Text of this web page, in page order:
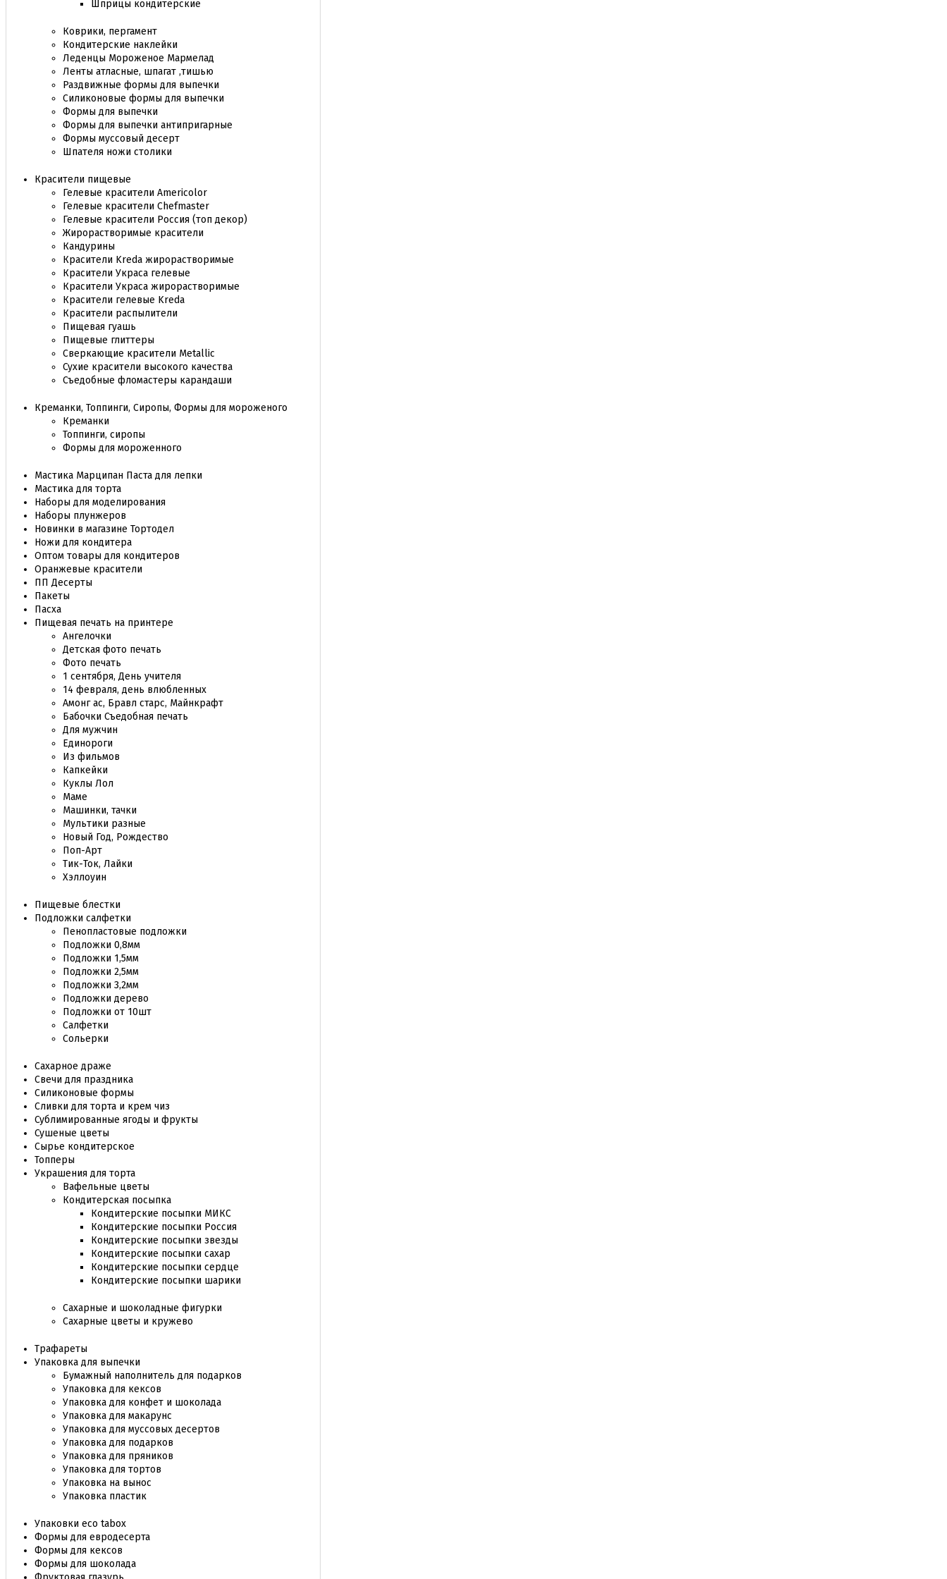
Шприцы кондитерские
Коврики, пергамент
Кондитерские наклейки
Леденцы Мороженое Мармелад
Ленты атласные, шпагат ,тишью
Раздвижные формы для выпечки
Силиконовые формы для выпечки
Формы для выпечки
Формы для выпечки антипригарные
Формы муссовый десерт
Шпателя ножи столики
Красители пищевые
Гелевые красители Americolor
Гелевые красители Chefmaster
Гелевые красители Россия (топ декор)
Жирорастворимые красители
Кандурины
Красители Kreda жирорастворимые
Красители Украса гелевые
Красители Украса жирорастворимые
Красители гелевые Kreda
Красители распылители
Пищевая гуашь
Пищевые глиттеры
Сверкающие красители Metallic
Сухие красители высокого качества
Съедобные фломастеры карандаши
Креманки, Топпинги, Сиропы, Формы для мороженого
Креманки
Топпинги, сиропы
Формы для мороженного
Мастика Марципан Паста для лепки
Мастика для торта
Наборы для моделирования
Наборы плунжеров
Новинки в магазине Тортодел
Ножи для кондитера
Оптом товары для кондитеров
Оранжевые красители
ПП Десерты
Пакеты
Пасха
Пищевая печать на принтере
Ангелочки
Детская фото печать
Фото печать
1 сентября, День учителя
14 февраля, день влюбленных
Амонг ас, Бравл старс, Майнкрафт
Бабочки Съедобная печать
Для мужчин
Единороги
Из фильмов
Капкейки
Куклы Лол
Маме
Машинки, тачки
Мультики разные
Новый Год, Рождество
Поп-Арт
Тик-Ток, Лайки
Хэллоуин
Пищевые блестки
Подложки салфетки
Пенопластовые подложки
Подложки 0,8мм
Подложки 1,5мм
Подложки 2,5мм
Подложки 3,2мм
Подложки дерево
Подложки от 10шт
Салфетки
Сольерки
Сахарное драже
Свечи для праздника
Силиконовые формы
Сливки для торта и крем чиз
Сублимированные ягоды и фрукты
Сушеные цветы
Сырье кондитерское
Топперы
Украшения для торта
Вафельные цветы
Кондитерская посыпка
Кондитерские посыпки МИКС
Кондитерские посыпки Россия
Кондитерские посыпки звезды
Кондитерские посыпки сахар
Кондитерские посыпки сердце
Кондитерские посыпки шарики
Сахарные и шоколадные фигурки
Сахарные цветы и кружево
Трафареты
Упаковка для выпечки
Бумажный наполнитель для подарков
Упаковка для кексов
Упаковка для конфет и шоколада
Упаковка для макарунс
Упаковка для муссовых десертов
Упаковка для подарков
Упаковка для пряников
Упаковка для тортов
Упаковка на вынос
Упаковка пластик
Упаковки eco tabox
Формы для евродесерта
Формы для кексов
Формы для шоколада